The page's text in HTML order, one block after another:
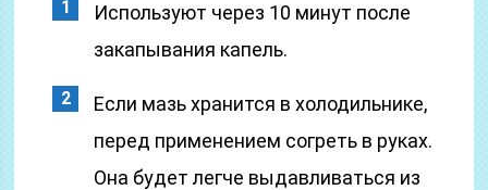
Используют через 10 минут после
закапывания капель.
Если мазь хранится в холодильнике,
перед применением согреть в руках.
Она будет легче выдавливаться из